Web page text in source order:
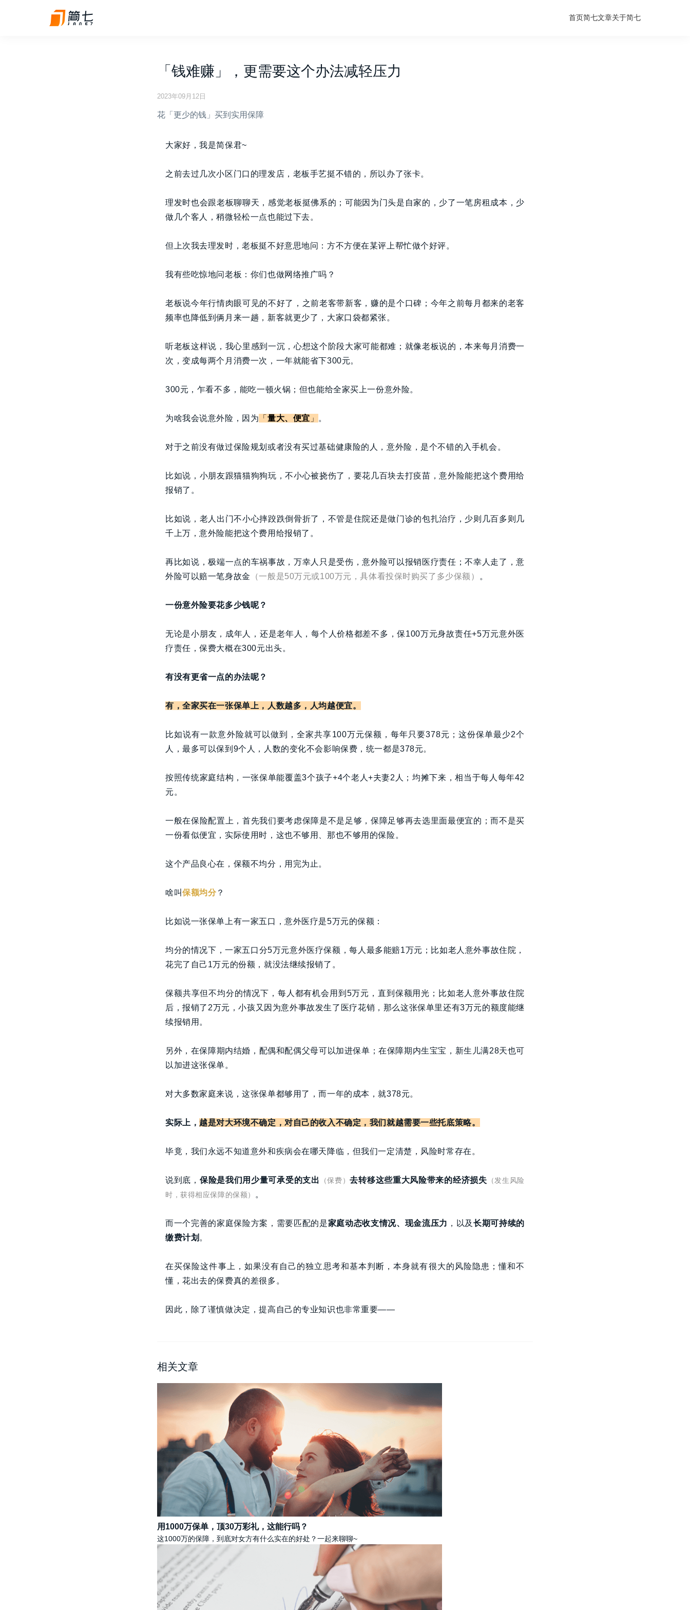
首页简七文章关于简七
「钱难赚」，更需要这个办法减轻压力
2023年09月12日
花「更少的钱」买到实用保障
大家好，我是简保君~
之前去过几次小区门口的理发店，老板手艺挺不错的，所以办了张卡。
理发时也会跟老板聊聊天，感觉老板挺佛系的；可能因为门头是自家的，少了一笔房租成本，少
做几个客人，稍微轻松一点也能过下去。
但上次我去理发时，老板挺不好意思地问：方不方便在某评上帮忙做个好评。
我有些吃惊地问老板：你们也做网络推广吗？
老板说今年行情肉眼可见的不好了，之前老客带新客，赚的是个口碑；今年之前每月都来的老客
频率也降低到俩月来一趟，新客就更少了，大家口袋都紧张。
听老板这样说，我心里感到一沉，心想这个阶段大家可能都难；就像老板说的，本来每月消费一
次，变成每两个月消费一次，一年就能省下300元。
300元，乍看不多，能吃一顿火锅；但也能给全家买上一份意外险。
为啥我会说意外险，因为 「 量大、便宜 」 。
对于之前没有做过保险规划或者没有买过基础健康险的人，意外险，是个不错的入手机会。
比如说，小朋友跟猫猫狗狗玩，不小心被挠伤了，要花几百块去打疫苗，意外险能把这个费用给
报销了。
比如说，老人出门不小心摔跤跌倒骨折了，不管是住院还是做门诊的包扎治疗，少则几百多则几
千上万，意外险能把这个费用给报销了。
再比如说，极端一点的车祸事故，万幸人只是受伤，意外险可以报销医疗责任；不幸人走了，意
外险可以赔一笔身故金
（一般是50万元或100万元，具体看投保时购买了多少保额） 。
一份意外险要花多少钱呢？
无论是小朋友，成年人，还是老年人，每个人价格都差不多，保100万元身故责任+5万元意外医
疗责任，保费大概在300元出头。
有没有更省一点的办法呢？
有，全家买在一张保单上，人数越多，人均越便宜。
比如说有一款意外险就可以做到，全家共享100万元保额，每年只要378元；这份保单最少2个
人，最多可以保到9个人，人数的变化不会影响保费，统一都是378元。
按照传统家庭结构，一张保单能覆盖3个孩子+4个老人+夫妻2人；均摊下来，相当于每人每年42
元。
一般在保险配置上，首先我们要考虑保障是不是足够，保障足够再去选里面最便宜的；而不是买
一份看似便宜，实际使用时，这也不够用、那也不够用的保险。
这个产品良心在，保额不均分，用完为止。
啥叫保额均分？
比如说一张保单上有一家五口，意外医疗是5万元的保额：
均分的情况下，一家五口分5万元意外医疗保额，每人最多能赔1万元；比如老人意外事故住院，
花完了自己1万元的份额，就没法继续报销了。
保额共享但不均分的情况下，每人都有机会用到5万元，直到保额用光；比如老人意外事故住院
后，报销了2万元，小孩又因为意外事故发生了医疗花销，那么这张保单里还有3万元的额度能继
续报销用。
另外，在保障期内结婚，配偶和配偶父母可以加进保单；在保障期内生宝宝，新生儿满28天也可
以加进这张保单。
对大多数家庭来说，这张保单都够用了，而一年的成本，就378元。
实际上， 越是对大环境不确定，对自己的收入不确定，我们就越需要一些托底策略。
毕竟，我们永远不知道意外和疾病会在哪天降临，但我们一定清楚，风险时常存在。
说到底， 保险是我们用少量可承受的支出 （保费）去转移这些重大风险带来的经济损失 （发生风险
时，获得相应保障的保额）
。
而一个完善的家庭保险方案，需要匹配的是家庭动态收支情况、现金流压力 ，以及长期可持续的
缴费计划 。
在买保险这件事上，如果没有自己的独立思考和基本判断，本身就有很大的风险隐患；懂和不
懂，花出去的保费真的差很多。
因此，除了谨慎做决定，提高自己的专业知识也非常重要——
相关文章
用1000万保单，顶30万彩礼，这能行吗？
这1000万的保障，到底对女方有什么实在的好处？一起来聊聊~